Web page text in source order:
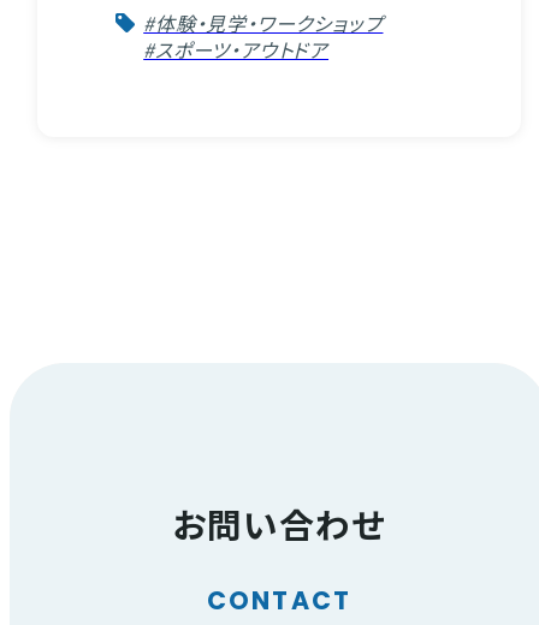
#体験・見学・ワークショップ
#スポーツ・アウトドア
お問い合わせ
CONTACT